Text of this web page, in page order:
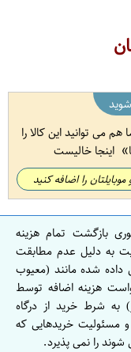
می توانید این کالا را
اینجا خالیست
را اضافه کنید
بازگشت تمام هزینه
به دلیل عدم مطابقت
داده شده مانند (معیوب
هزینه اضافه توسط
به شرط خرید از درگاه
مسئولیت خریدهایی که
را نمی پذیرد.